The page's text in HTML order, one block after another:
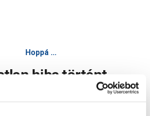
Hoppá ...
hiba történt